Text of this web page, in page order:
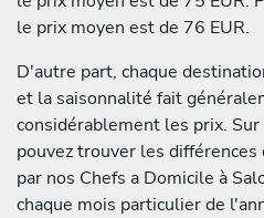
le prix moyen est de 76 EUR.
D'autre part, chaque
et la saisonnalité fait
considérablement les prix.
pouvez trouver les
par nos Chefs a Domicile à
chaque mois particulier de